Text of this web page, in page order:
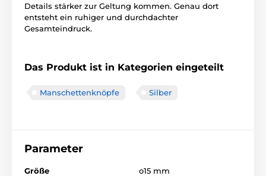
Details stärker zur Geltung kommen. Genau dort
entsteht ein ruhiger und durchdachter
Gesamteindruck.
Das Produkt ist in Kategorien eingeteilt
Manschettenknöpfe Silber
Parameter
Größe o15 mm